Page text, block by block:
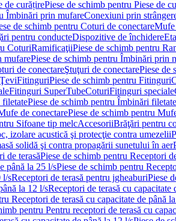
de curățirePiese de schimb pentru Piese de
Îmbinări prin mufareConexiuni prin
de schimb pentru Coturi de conectareMufe
pentru conducteDispozitive de închidere
CoturiRamificaţiiPiese de schimb pentru
mufarePiese de schimb pentru Îmbinări prin
de conectareŞtuţuri de conectarePiese de
ŢeviFitinguriPiese de schimb pentru Fitinguri
Fitinguri SuperTubeCoturiFitinguri speciale
Piese de schimb pentru Îmbinări filetate
de conectarePiese de schimb pentru
Sifoane tip melcAccesoriiBrăţări pentru
izolare acustică şi protecţie contra umezelii
solidă şi contra propagării sunetului în aer
de terasăPiese de schimb pentru Receptori
până la 25 l/sPiese de schimb pentru
l/sReceptori de terasă pentru jgheaburiPiese
la 12 l/sReceptori de terasă cu capacitate
Receptori de terasă cu capacitate de până
pentru Pentru receptori de terasă cu